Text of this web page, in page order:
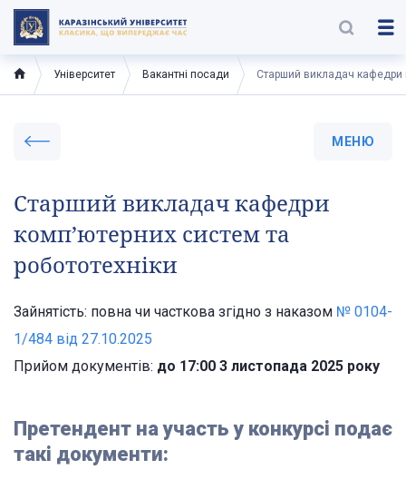
Університет Вакантні посади Старший викладач кафедри
МЕНЮ
Старший викладач кафедри
комп’ютерних систем та
робототехніки
Зайнятість: повна чи часткова згідно з наказом № 0104-
1/484 від 27.10.2025
Прийом документів: до 17:00 3 листопада 2025 року
Претендент на участь у конкурсі подає
такі документи: